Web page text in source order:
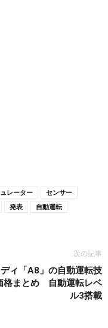
レーター
センサー
発表
自動運転
次の記事
ィ「A8」の自動運転技
格まとめ 自動運転レベ
ル3搭載